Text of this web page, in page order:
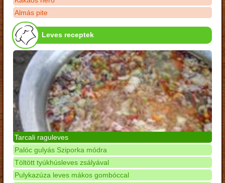
Almás pite
Leves receptek
Tarcali raguleves
Palóc gulyás Sziporka módra
Töltött tyúkhúsleves zsályával
Pulykazúza leves mákos gombóccal